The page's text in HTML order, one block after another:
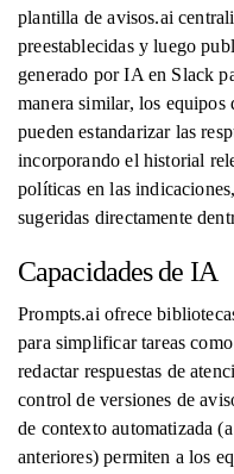
plantilla de avisos.ai
preestablecidas y luego
generado por IA en Slack
manera similar, los
pueden estandarizar las
incorporando el historial
políticas en las
sugeridas directamente
Capacidades de IA
Prompts.ai ofrece
para simplificar tareas
redactar respuestas de
control de versiones de
de contexto automatizada
anteriores) permiten a los